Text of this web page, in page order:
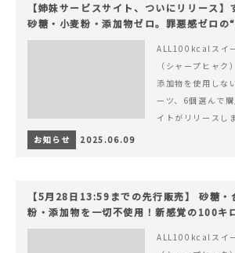
【姉妹サービスサイト、ついにリリース
砂糖・小麦粉・添加物ゼロ。罪悪感ゼロの
ツ”『#100（シャープ100）』
ALL100kcalスイ
（シャープヒャク
添加物を使用しな
ーツ、6個選んで
イトがリリースし
お知らせ
2025.06.09
【5月28日13:59までの先行販売】 砂糖・
粉・添加物を一切不使用！新感覚の100キ
ツでヘルシーライフを。
ALL100kcalスイ